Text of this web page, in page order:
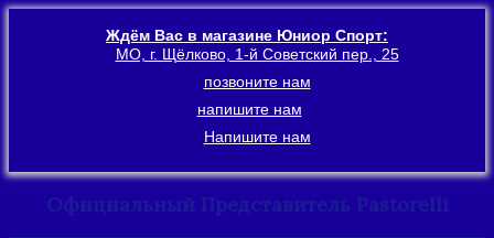
Ждём Вас в магазине Юниор Спорт:
МО, г. Щёлково, 1-й Советский пер., 25
позвоните нам
напишите нам
Напишите нам
Официальный Представитель Pastorelli